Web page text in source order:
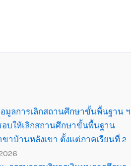
มูลการเลิกสถานศึกษาขั้นพื้นฐาน ฯ
อบให้เลิกสถานศึกษาขั้นพื้นฐาน
ขาบ้านหลังเขา ตั้งแต่ภาคเรียนที่ 2